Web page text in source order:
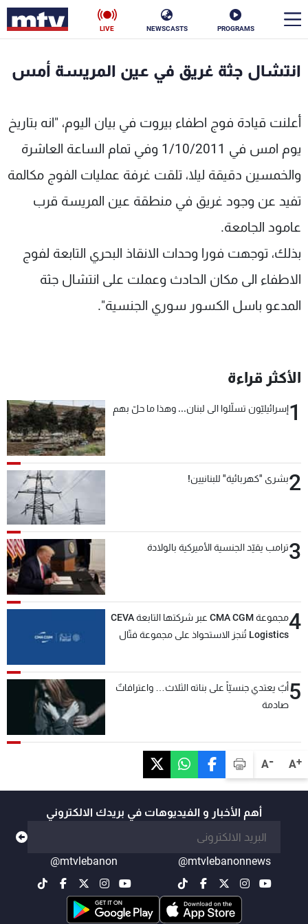
PROGRAMS
NEWSCASTS
LIVE
A+
A-
انتشال جثة غريق في عين المريسة أمس
أعلنت قيادة فوج اطفاء بيروت في بيان اليوم، "انه بتاريخ
يوم امس في 1/10/2011 وفي تمام الساعة العاشرة
والخمسين دقيقة ليلا، تلقت غرفة عمليات الفوج مكالمة
تفيد عن وجود غريق في منطقة عين المريسة قرب
عامود الجامعة.
بذلك، توجهت فورا وحدات الانقاذ البحري التابعة لفوج
الاطفاء الى مكان الحادث وعملت على انتشال جثة
المدعو باسل الكسور سوري الجنسية".
الأكثر قراءة
1إسرائيليّون تسلّلوا الى لبنان... وهذا ما حلّ بهم
2بشرى "كهربائية" للبنانيين!
3ترامب يقيّد الجنسية الأميركية بالولادة
4
مجموعة CMA CGM عبر شركتها التابعة CEVA
Logistics تُنجز الاستحواذ على مجموعة فتّال
5أبٌ يعتدي جنسيّاً على بناته الثلاث… واعترافاتٌ
صادمة
أهم الأخبار و الفيديوهات في بريدك الالكتروني
@mtvlebanonnews
@mtvlebanon
سياسة ناس
إقتصاد فن
كأس العالم
البرامج
جدول البرامج
عن MTV
لاعلاناتكم
شروط الإسـتخدام
سياسة الخصوصية